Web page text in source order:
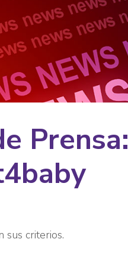
Prensa:
sus criterios.